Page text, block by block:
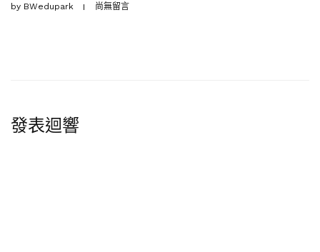
by BWedupark 尚無留言
發表迴響